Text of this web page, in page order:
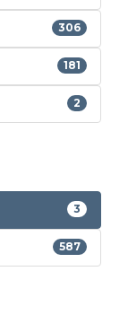
306
181
2
3
587